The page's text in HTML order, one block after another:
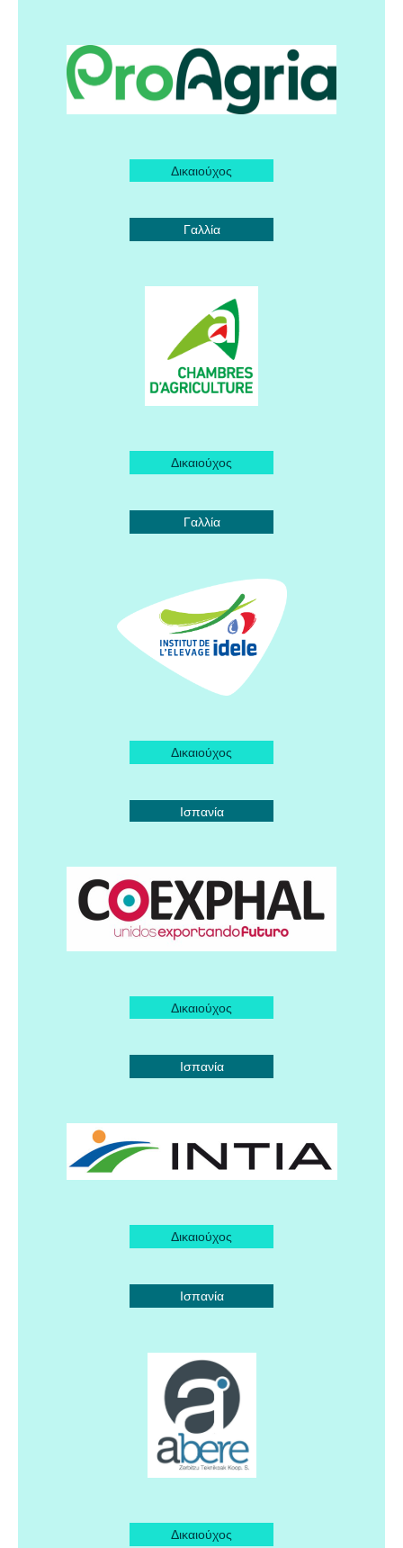
Δικαιούχος
Γαλλία
Δικαιούχος
Γαλλία
Δικαιούχος
Ισπανία
Δικαιούχος
Ισπανία
Δικαιούχος
Ισπανία
Δικαιούχος